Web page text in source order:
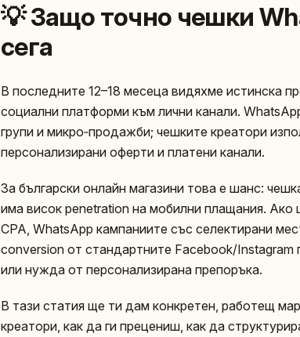
💡 Защо точно чешки
сега
В последните 12–18 месеца видяхме истинска
социални платформи към лични канали.
групи и микро‑продажби; чешките креатори
персонализирани оферти и платени канали.
За български онлайн магазини това е шанс:
има висок penetration на мобилни плащания.
CPA, WhatsApp кампаниите със селектирани
conversion от стандартните Facebook/
или нужда от персонализирана препоръка.
В тази статия ще ти дам конкретен, работещ
креатори, как да ги прецениш, как да